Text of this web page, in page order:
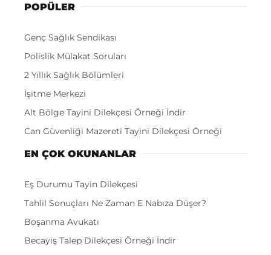
POPÜLER
Genç Sağlık Sendikası
Polislik Mülakat Soruları
2 Yıllık Sağlık Bölümleri
İşitme Merkezi
Alt Bölge Tayini Dilekçesi Örneği İndir
Can Güvenliği Mazereti Tayini Dilekçesi Örneği
EN ÇOK OKUNANLAR
Eş Durumu Tayin Dilekçesi
Tahlil Sonuçları Ne Zaman E Nabıza Düşer?
Boşanma Avukatı
Becayiş Talep Dilekçesi Örneği İndir